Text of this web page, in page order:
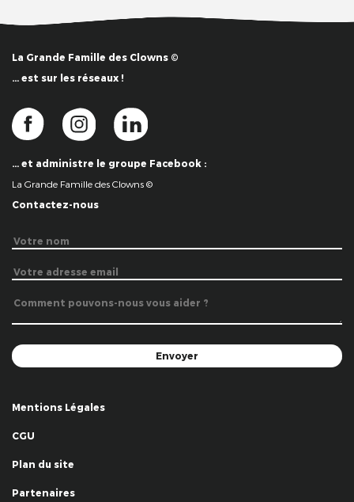
La Grande Famille des Clowns ©
… est sur les réseaux !
… et administre le groupe Facebook :
La Grande Famille des Clowns ©
Contactez-nous
Mentions Légales
CGU
Plan du site
Partenaires